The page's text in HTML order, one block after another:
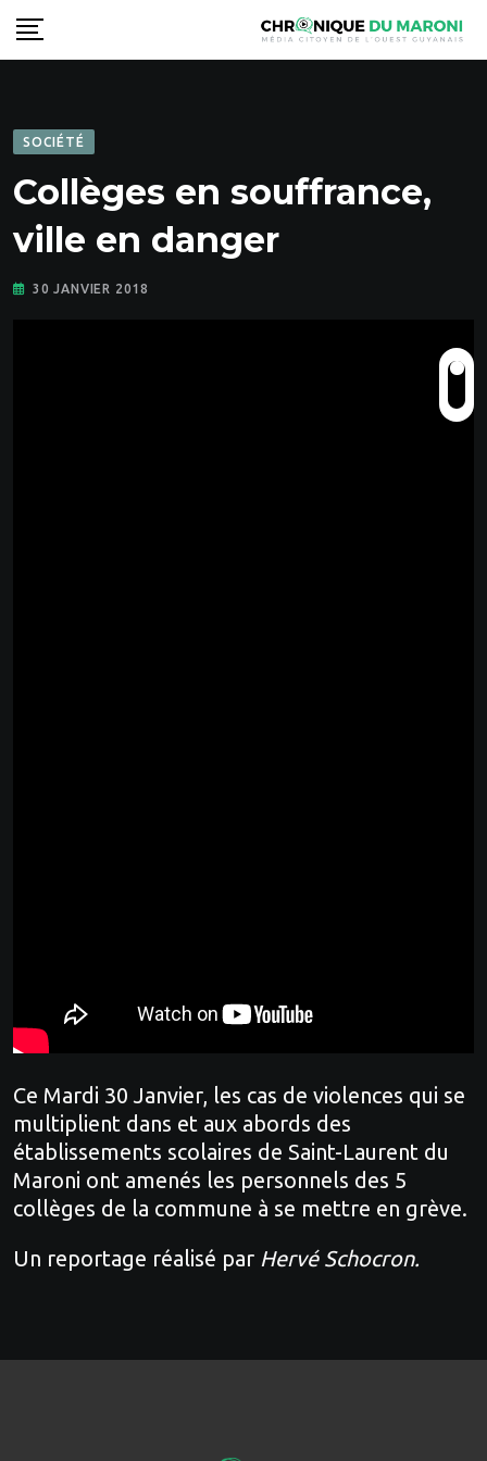
Skip
to
SOCIÉTÉ
Collèges en souffrance,
ville en danger
30 JANVIER 2018
Ce Mardi 30 Janvier, les cas de violences qui se
multiplient dans et aux abords des
établissements scolaires de Saint-Laurent du
Maroni ont amenés les personnels des 5
collèges de la commune à se mettre en grève.
Un reportage réalisé par Hervé Schocron.